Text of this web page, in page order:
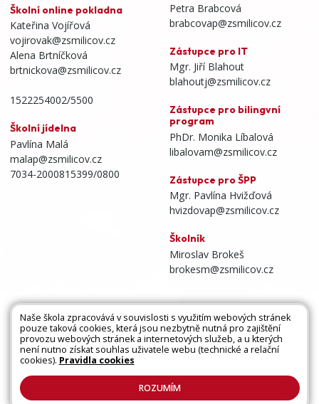
Školní online pokladna
Kateřina Vojířová
vojirovak@zsmilicov.cz
Alena Brtníčková
brtnickova@zsmilicov.cz
1522254002/5500
Školní jídelna
Pavlína Malá
malap@zsmilicov.cz
7034-2000815399/0800
Petra Brabcová
brabcovap@zsmilicov.cz
Zástupce pro IT
Mgr. Jiří Blahout
blahoutj@zsmilicov.cz
Zástupce pro bilingvní
program
PhDr. Monika Líbalová
libalovam@zsmilicov.cz
Zástupce pro ŠPP
Mgr. Pavlína Hvižďová
hvizdovap@zsmilicov.cz
Školník
Miroslav Brokeš
brokesm@zsmilicov.cz
Všechna práva vyhrazena. Copyright © 2026 |
Mapa stránek|Kontakty|Přihlásit|Prohlášení
o přístupnosti|
Naše škola zpracovává v souvislosti s využitím webových stránek
pouze taková cookies, která jsou nezbytně nutná pro zajištění
provozu webových stránek a internetových služeb, a u kterých
není nutno získat souhlas uživatele webu (technické a relační
cookies). Pravidla cookies
ROZUMÍM